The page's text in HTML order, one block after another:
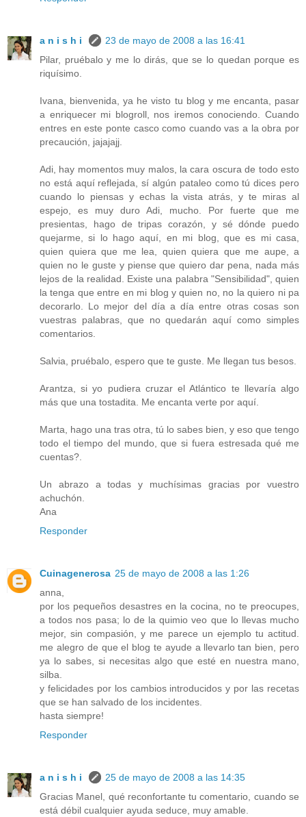
a n i s h i
23 de mayo de 2008 a las 16:41
Pilar, pruébalo y me lo dirás, que se lo quedan porque es
riquísimo.
Ivana, bienvenida, ya he visto tu blog y me encanta, pasar
a enriquecer mi blogroll, nos iremos conociendo. Cuando
entres en este ponte casco como cuando vas a la obra por
precaución, jajajajj.
Adi, hay momentos muy malos, la cara oscura de todo esto
no está aquí reflejada, sí algún pataleo como tú dices pero
cuando lo piensas y echas la vista atrás, y te miras al
espejo, es muy duro Adi, mucho. Por fuerte que me
presientas, hago de tripas corazón, y sé dónde puedo
quejarme, si lo hago aquí, en mi blog, que es mi casa,
quien quiera que me lea, quien quiera que me aupe, a
quien no le guste y piense que quiero dar pena, nada más
lejos de la realidad. Existe una palabra "Sensibilidad", quien
la tenga que entre en mi blog y quien no, no la quiero ni pa
decorarlo. Lo mejor del día a día entre otras cosas son
vuestras palabras, que no quedarán aquí como simples
comentarios.
Salvia, pruébalo, espero que te guste. Me llegan tus besos.
Arantza, si yo pudiera cruzar el Atlántico te llevaría algo
más que una tostadita. Me encanta verte por aquí.
Marta, hago una tras otra, tú lo sabes bien, y eso que tengo
todo el tiempo del mundo, que si fuera estresada qué me
cuentas?.
Un abrazo a todas y muchísimas gracias por vuestro
achuchón.
Ana
Responder
Cuinagenerosa 25 de mayo de 2008 a las 1:26
anna,
por los pequeños desastres en la cocina, no te preocupes,
a todos nos pasa; lo de la quimio veo que lo llevas mucho
mejor, sin compasión, y me parece un ejemplo tu actitud.
me alegro de que el blog te ayude a llevarlo tan bien, pero
ya lo sabes, si necesitas algo que esté en nuestra mano,
silba.
y felicidades por los cambios introducidos y por las recetas
que se han salvado de los incidentes.
hasta siempre!
Responder
a n i s h i
25 de mayo de 2008 a las 14:35
Gracias Manel, qué reconfortante tu comentario, cuando se
está débil cualquier ayuda seduce, muy amable.